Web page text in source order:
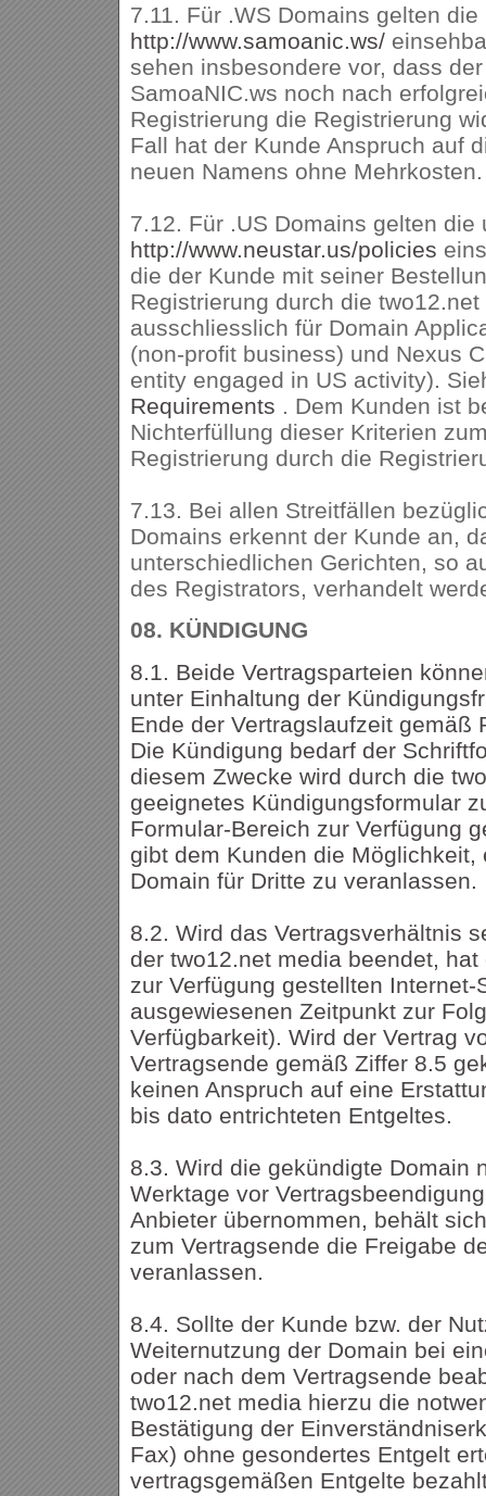
7.11. Für .WS Domains gelten die
http://www.samoanic.ws/
sehen insbesondere vor, dass
SamoaNIC.ws noch nach
Registrierung die Registrierung
Fall hat der Kunde Anspruch auf
neuen Namens ohne Mehrkosten.
7.12. Für .US Domains gelten die
http://www.neustar.us/policies
die der Kunde mit seiner
Registrierung durch die
ausschliesslich für Domain
(non-profit business) und Nexus
entity engaged in US activity).
Requirements . Dem Kunden ist
Nichterfüllung dieser Kriterien
Registrierung durch die
7.13. Bei allen Streitfällen
Domains erkennt der Kunde an,
unterschiedlichen Gerichten, so
des Registrators, verhandelt
08. KÜNDIGUNG
8.1. Beide Vertragsparteien
unter Einhaltung der
Ende der Vertragslaufzeit gemäß
Die Kündigung bedarf der
diesem Zwecke wird durch die
geeignetes Kündigungsformular
Formular-Bereich zur Verfügung
gibt dem Kunden die Möglichkeit,
Domain für Dritte zu veranlassen.
8.2. Wird das Vertragsverhältnis
der two12.net media beendet,
zur Verfügung gestellten Internet-
ausgewiesenen Zeitpunkt zur
Verfügbarkeit). Wird der Vertrag
Vertragsende gemäß Ziffer 8.5
keinen Anspruch auf eine
bis dato entrichteten Entgeltes.
8.3. Wird die gekündigte Domain
Werktage vor
Anbieter übernommen, behält
zum Vertragsende die Freigabe
veranlassen.
8.4. Sollte der Kunde bzw. der
Weiternutzung der Domain bei
oder nach dem Vertragsende
two12.net media hierzu die
Bestätigung der
Fax) ohne gesondertes Entgelt
vertragsgemäßen Entgelte